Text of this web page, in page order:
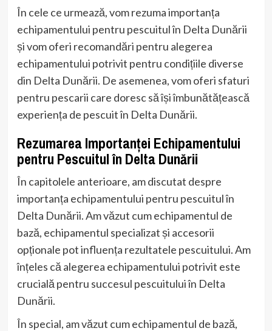
În cele ce urmează, vom rezuma importanța
echipamentului pentru pescuitul în Delta Dunării
și vom oferi recomandări pentru alegerea
echipamentului potrivit pentru condițiile diverse
din Delta Dunării. De asemenea, vom oferi sfaturi
pentru pescarii care doresc să își îmbunătățească
experiența de pescuit în Delta Dunării.
Rezumarea Importanței Echipamentului
pentru Pescuitul în Delta Dunării
În capitolele anterioare, am discutat despre
importanța echipamentului pentru pescuitul în
Delta Dunării. Am văzut cum echipamentul de
bază, echipamentul specializat și accesorii
opționale pot influența rezultatele pescuitului. Am
înțeles că alegerea echipamentului potrivit este
crucială pentru succesul pescuitului în Delta
Dunării.
În special, am văzut cum echipamentul de bază,